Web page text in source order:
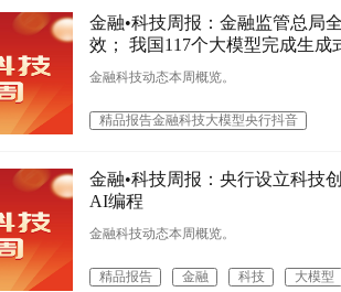
金融•科技周报：金融监管总局
效； 我国117个大模型完成生成
金融科技动态本周概览。
精品报告金融科技大模型央行抖音
金融•科技周报：央行设立科技
AI编程
金融科技动态本周概览。
精品报告 金融 科技 大模型